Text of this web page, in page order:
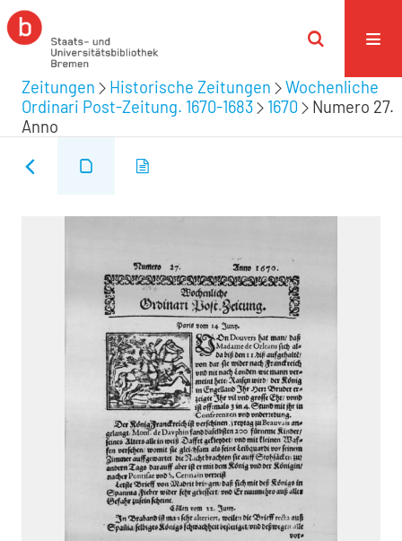
Zeitungen Historische Zeitungen
Wochenliche
Ordinari Post-Zeitung. 1670-1683
1670
Numero 27.
Anno